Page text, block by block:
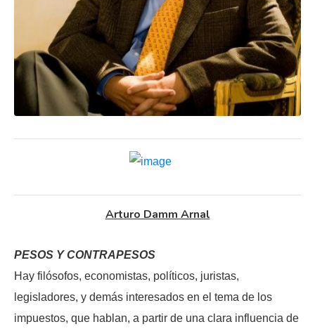
Arturo Damm Arnal
PESOS Y CONTRAPESOS
Hay filósofos, economistas, políticos, juristas,
legisladores, y demás interesados en el tema de los
impuestos, que hablan, a partir de una clara influencia de